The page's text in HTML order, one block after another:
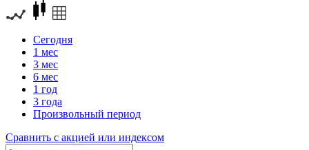
Сегодня
1 мес
3 мес
6 мес
1 год
3 года
Произвольный период
Сравнить с акцией или индексом